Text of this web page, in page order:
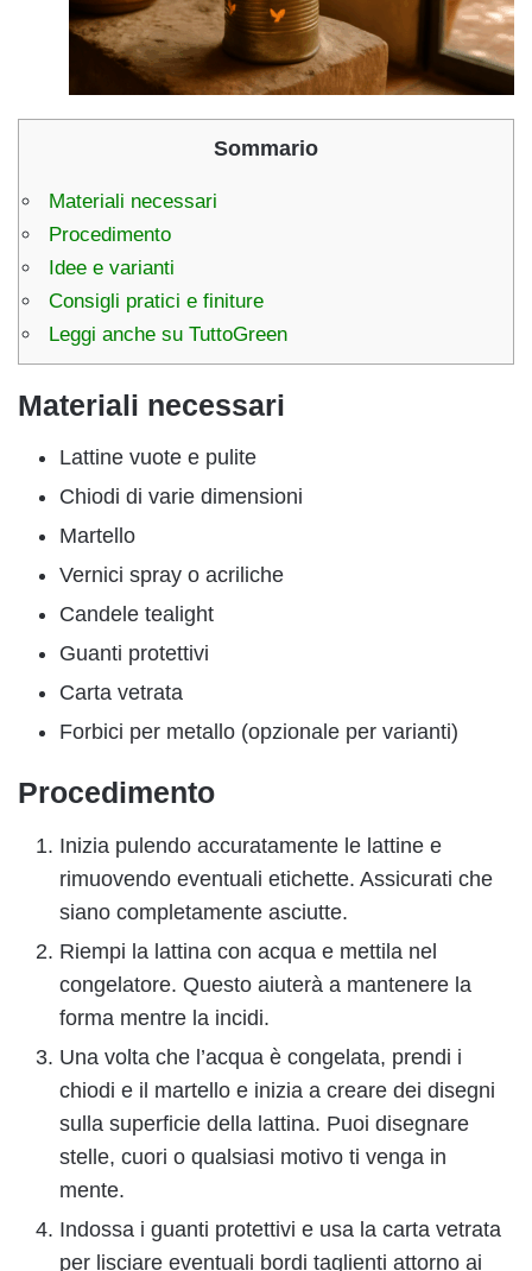
Sommario
Materiali necessari
Procedimento
Idee e varianti
Consigli pratici e finiture
Leggi anche su TuttoGreen
Materiali necessari
Lattine vuote e pulite
Chiodi di varie dimensioni
Martello
Vernici spray o acriliche
Candele tealight
Guanti protettivi
Carta vetrata
Forbici per metallo (opzionale per varianti)
Procedimento
Inizia pulendo accuratamente le lattine e
rimuovendo eventuali etichette. Assicurati che
siano completamente asciutte.
Riempi la lattina con acqua e mettila nel
congelatore. Questo aiuterà a mantenere la
forma mentre la incidi.
Una volta che l’acqua è congelata, prendi i
chiodi e il martello e inizia a creare dei disegni
sulla superficie della lattina. Puoi disegnare
stelle, cuori o qualsiasi motivo ti venga in
mente.
Indossa i guanti protettivi e usa la carta vetrata
per lisciare eventuali bordi taglienti attorno ai